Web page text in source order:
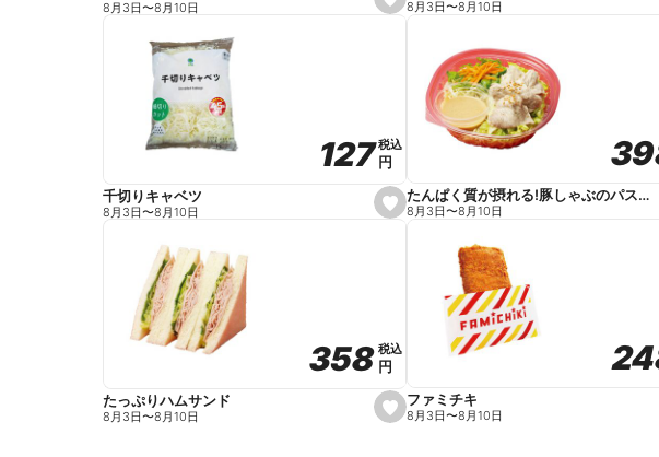
e
e
8月3日〜8月10日 8月3日〜8月10日
s
e
e
127
127税込
税込
円
円
千切りキャベツ
8月3日〜8月10日
たんぱく質が摂れる!豚しゃぶのパスタサラダ
8月3日〜8月10日
s
e
358
358税込
税込
円
円
たっぷりハムサンド
8月3日〜8月10日
ファミチキ
8月3日〜8月10日